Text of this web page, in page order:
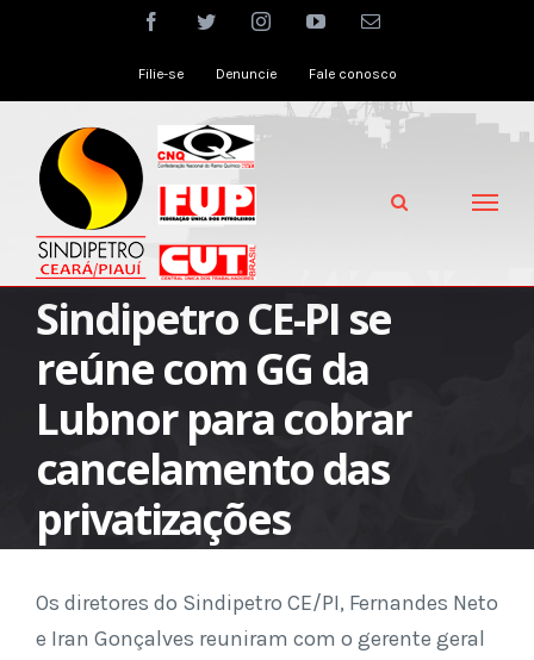
facebooktwitter instagramyoutubeEmail
Filie-se Denuncie Fale conosco
Sindipetro CE-PI se
reúne com GG da
Lubnor para cobrar
cancelamento das
privatizações
Os diretores do Sindipetro CE/PI, Fernandes Neto
e Iran Gonçalves reuniram com o gerente geral